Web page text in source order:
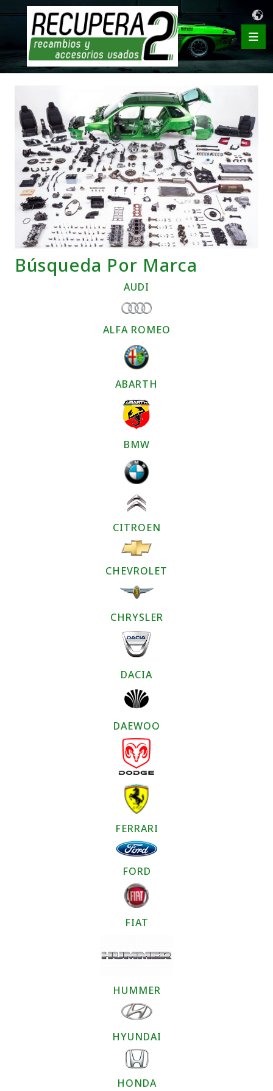
Búsqueda Por Marca
AUDI
ALFA ROMEO
ABARTH
BMW
CITROEN
CHEVROLET
CHRYSLER
DACIA
DAEWOO
FERRARI
FORD
FIAT
HUMMER
HYUNDAI
HONDA